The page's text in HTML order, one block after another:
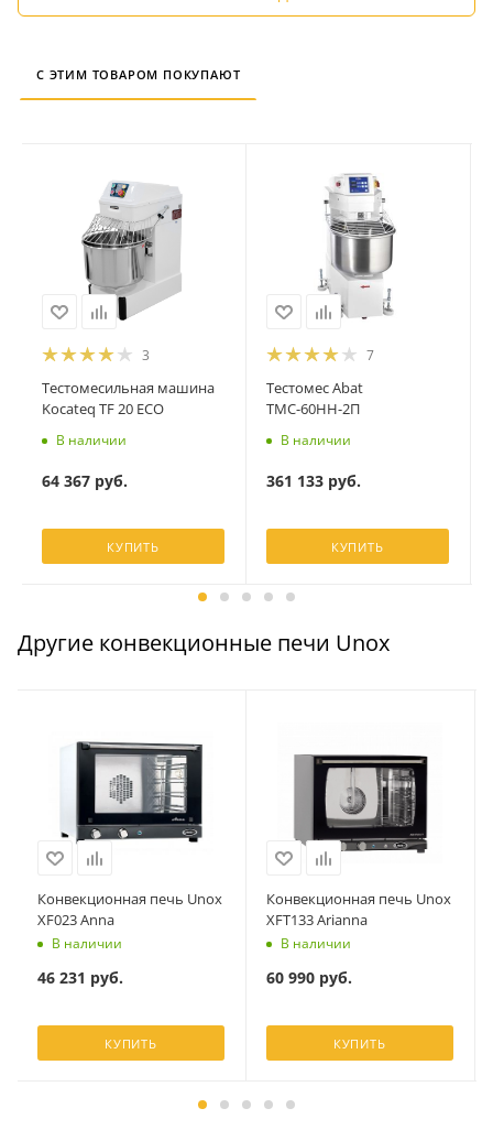
С ЭТИМ ТОВАРОМ ПОКУПАЮТ
3
Тестомесильная машина
Kocateq TF 20 ECO
В наличии
64 367руб.
КУПИТЬ
7
Тестомес Abat
ТМС-60НН-2П
В наличии
361 133руб.
КУПИТЬ
Другие конвекционные печи Unox
Конвекционная печь Unox
XF023 Anna
В наличии
46 231 руб.
КУПИТЬ
Конвекционная печь Unox
XFT133 Arianna
В наличии
60 990руб.
КУПИТЬ